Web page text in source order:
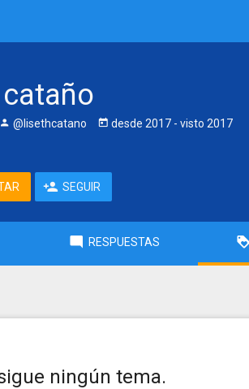
cataño
@lisethcatano desde 2017 - visto 2017
SEGUIR
RESPUESTAS
ningún tema.